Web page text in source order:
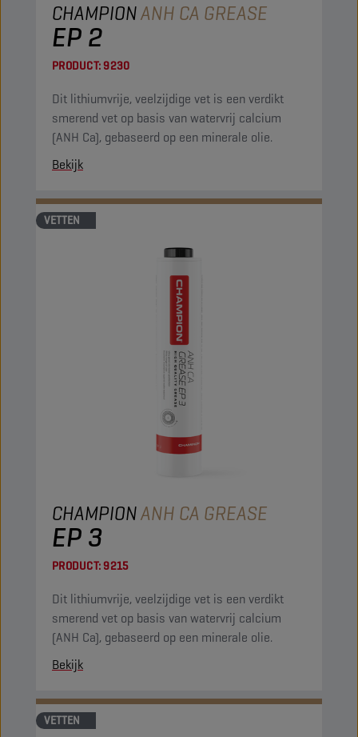
CHAMPIONANH CA GREASE
EP 2
PRODUCT:9230
Dit lithiumvrije, veelzijdige vet is een verdikt
smerend vet op basis van watervrij calcium
(ANH Ca), gebaseerd op een minerale olie.
Bekijk
VETTEN
CHAMPIONANH CA GREASE
EP 3
PRODUCT:9215
Dit lithiumvrije, veelzijdige vet is een verdikt
smerend vet op basis van watervrij calcium
(ANH Ca), gebaseerd op een minerale olie.
Bekijk
VETTEN